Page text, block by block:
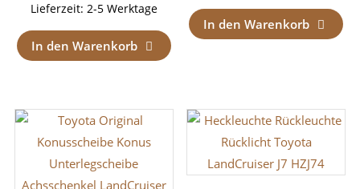
Lieferzeit: 2-5 Werktage
In den Warenkorb
In den Warenkorb